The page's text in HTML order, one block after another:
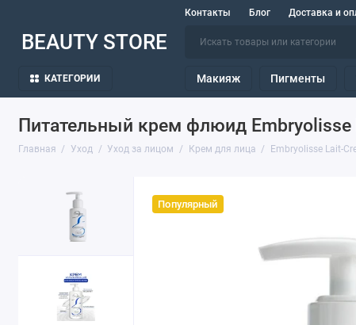
Контакты Блог Доставка и
BEAUTY STORE
КАТЕГОРИИ Макияж Пигменты
Питательный крем флюид Embryolisse
Главная Уход Уход за лицом Крем для лица Embryolisse Lait-
Популярный